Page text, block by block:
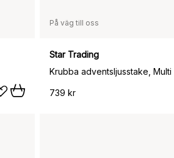
På väg till oss
Star Trading
Krubba adventsljusstake, Multi
739 kr